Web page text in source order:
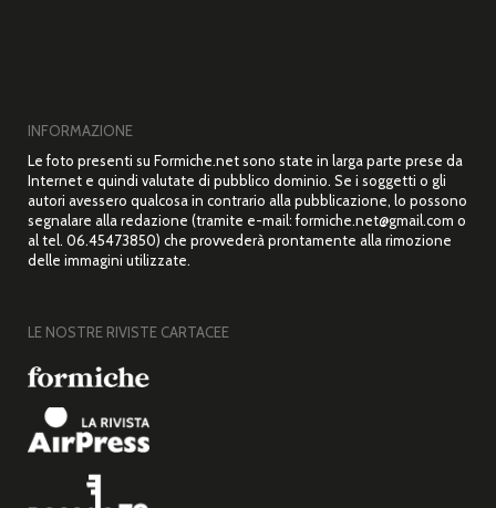
INFORMAZIONE
Le foto presenti su Formiche.net sono state in larga parte prese da
Internet e quindi valutate di pubblico dominio. Se i soggetti o gli
autori avessero qualcosa in contrario alla pubblicazione, lo possono
segnalare alla redazione (tramite e-mail: formiche.net@gmail.com o
al tel. 06.45473850) che provvederà prontamente alla rimozione
delle immagini utilizzate.
LE NOSTRE RIVISTE CARTACEE